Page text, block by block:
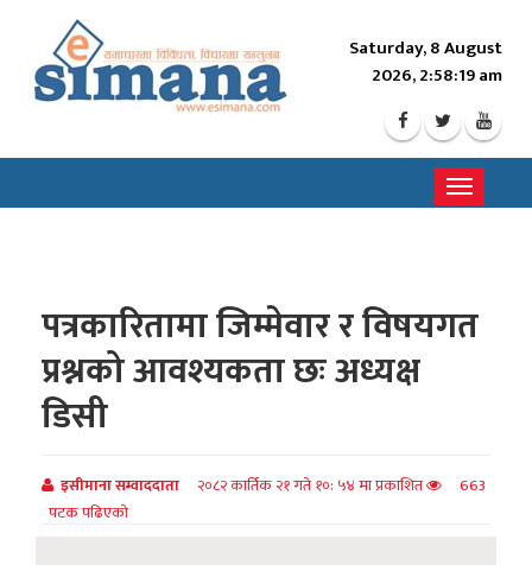
Saturday, 8 August
2026, 2:58:21 am
Toggle
पत्रकारितामा जिम्मेवार र विषयगत
प्रश्नको आवश्यकता छः अध्यक्ष
डिसी
इसीमाना सम्वाददाता २०८२ कार्तिक २१ गते १०: ५४ मा प्रकाशित
663
पटक पढिएको